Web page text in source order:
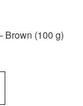
Brown (100 g)